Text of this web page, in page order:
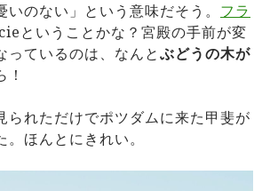
のない」という意味だそう。 フラ
ということかな？宮殿の手前が変
っているのは、なんとぶどうの木が
！
られただけでポツダムに来た甲斐が
ほんとにきれい。